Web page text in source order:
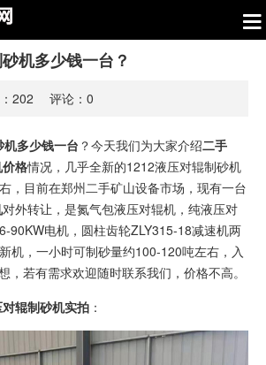
机多少钱一台？
202 评论： 0
多少钱一台 ？今天我们为大家介绍二手
格情况，几乎全新的1212液压对辊制砂机
，目前在郑州二手矿山设备市场，现有一台
对外转让，是氮气包液压对辊机，纯液压对
90KW电机，圆柱齿轮ZLY315-18减速机两
机，一小时可制砂量约100-120吨左右，入
，若有需求欢迎随时联系我们，价格不高。
辊制砂机实拍 ：